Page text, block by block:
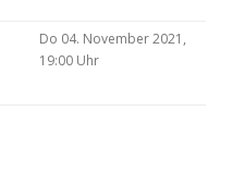
Do 04. November 2021,
19:00 Uhr